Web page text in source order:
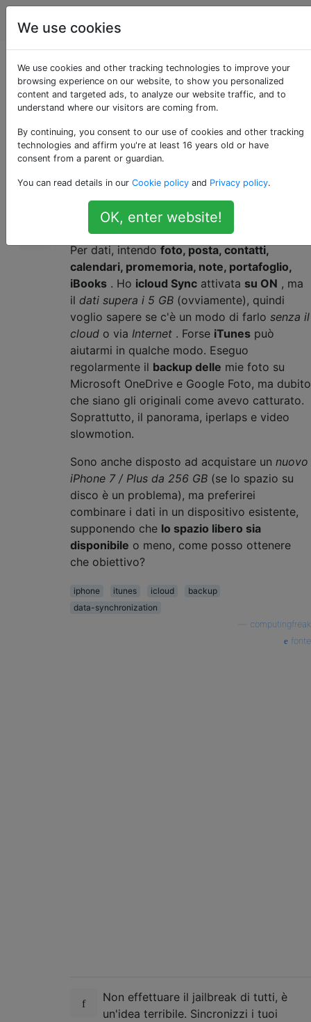
Apple
Combina i dati di due
o più iPhone
2 Hodiversi dispositivi iOS
6 Plus da 128 GB. Vogliocombinare tutti i
datisu tutti questi telefoni in un
iPhone.
Per dati, intendofoto, posta, contatti,
calendari, promemoria, note, portafoglio,
iBooks . Ho icloud Sync attivata su ON , ma
il dati supera i 5 GB (ovviamente), quindi
voglio sapere se c'è un modo di farlo senza il
cloud o via Internet . Forse iTunes può
aiutarmi in qualche modo. Eseguo
regolarmente il backup delle mie foto su
Microsoft OneDrive e Google Foto, ma dubito
che siano gli originali come avevo catturato.
Soprattutto, il panorama, iperlaps e video
slowmotion.
Sono anche disposto ad acquistare un nuovo
iPhone 7 / Plus da 256 GB (se lo spazio su
disco è un problema), ma preferirei
combinare i dati in un dispositivo esistente,
supponendo che lo spazio libero sia
disponibile o meno, come posso ottenere
che obiettivo?
iphone itunes icloud
backup
data-synchronization
computingfreak
fonte
Non effettuare il jailbreak di tutti, è
un'idea terribile. Sincronizzi i tuoi
We use cookies
We use cookies and other tracking technologies to improve your
browsing experience on our website, to show you personalized
content and targeted ads, to analyze our website traffic, and to
understand where our visitors are coming from.
By continuing, you consent to our use of cookies and other tracking
technologies and affirm you're at least 16 years old or have
consent from a parent or guardian.
You can read details in our Cookie policy and Privacy policy.
OK, enter website!